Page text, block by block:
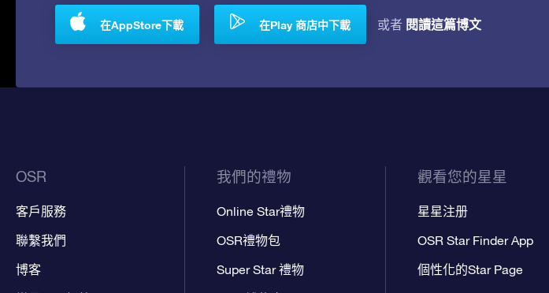
在AppStore下載 在Play 商店中下載 或者 閱讀這篇博文
OSR
客戶服務
聯繫我們
博客
我們的禮物
Online Star禮物
OSR禮物包
Super Star 禮物
觀看您的星星
星星注册
OSR Star Finder App
個性化的Star Page